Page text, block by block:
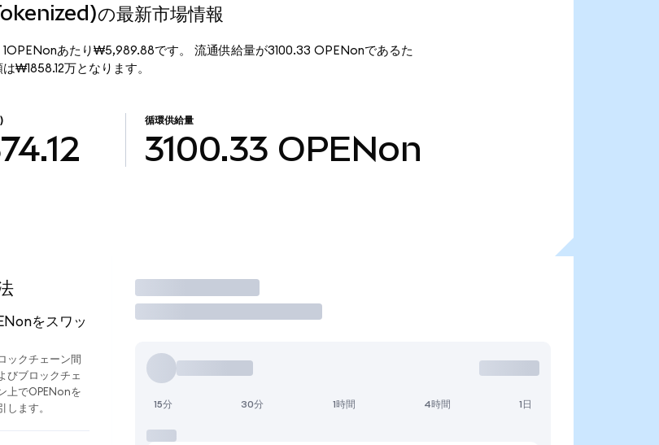
の最新市場情報
あたり₩5,989.88です。 流通供給量が3100.33 OPENonであるた
₩1858.12万となります。
循環供給量
3100.33 OPENon
をスワッ
ックチェーン間
びブロックチェ
上でOPENonを
します。
取引
15分 30分 1時間 4時間 1日